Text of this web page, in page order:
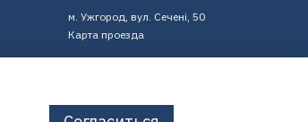
м. Ужгород, вул. Сечені, 50
Карта проезда